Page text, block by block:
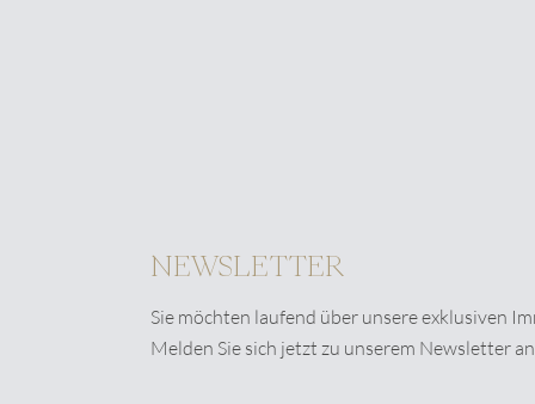
NEWSLETTER
Sie möchten laufend über unsere exklusiven
Melden Sie sich jetzt zu unserem Newsletter